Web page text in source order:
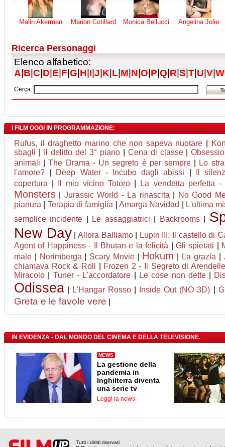
Malin Akerman Marion Cotillard Monica Bellucci Angelina Jolie
Ricerca Personaggi
Elenco alfabetico:
A B C D E F G H I J K L M N O P Q R S T U V W
Cerca:
I FILM OGGI IN PROGRAMMAZIONE:
Rufus, il draghetto marino che non sapeva nuotare
sbagli
Il delitto del 3° piano| Cena di classe|
animali |The Drama - Un segreto è per sempre
Lo
l'amore?
Deep Water - Incubo dagli abissi
Il
copertura
Il mio vicino Totoro La vendetta perfetta -
Monsters Jurassic World - La rinascita
No Good
pianura
Terapia di famiglia |Amarga Navidad
L'ultima
semplice incidente
Le assaggiatrici Backrooms|
New Day
Allora Balliamo|
Lupin III: Il castello di
Agent of Happiness - Il Bhutan e la felicità |Gli spietati
male
Norimberga Scary Movie| Hokum La grazia
chiamava Rock & Roll
Frozen 2 - Il Segreto di Arendelle
Miracolo
Tuner - L'accordatore Le cose non dette|
Odissea L'Hangar Rosso Inside Out (NO 3D)
Greta e le favole vere
IN EVIDENZA - DAL MONDO DEL CINEMA E DELLA TELEVISIONE.
NEWS
La gestione della
pandemia in
Inghilterra diventa
una serie tv
Leggi la news
Tutti i diritti riservati